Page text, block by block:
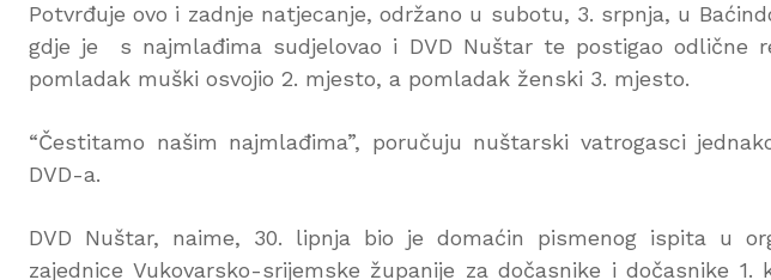
Potvrđuje ovo i zadnje natjecanje, održano u subotu, 3. srpnja, u
gdje je s najmlađima sudjelovao i DVD Nuštar te postigao odlične
pomladak muški osvojio 2. mjesto, a pomladak ženski 3. mjesto.
“Čestitamo našim najmlađima”, poručuju nuštarski vatrogasci
DVD-a.
DVD Nuštar, naime, 30. lipnja bio je domaćin pismenog ispita u
zajednice Vukovarsko-srijemske županije za dočasnike i dočasnike